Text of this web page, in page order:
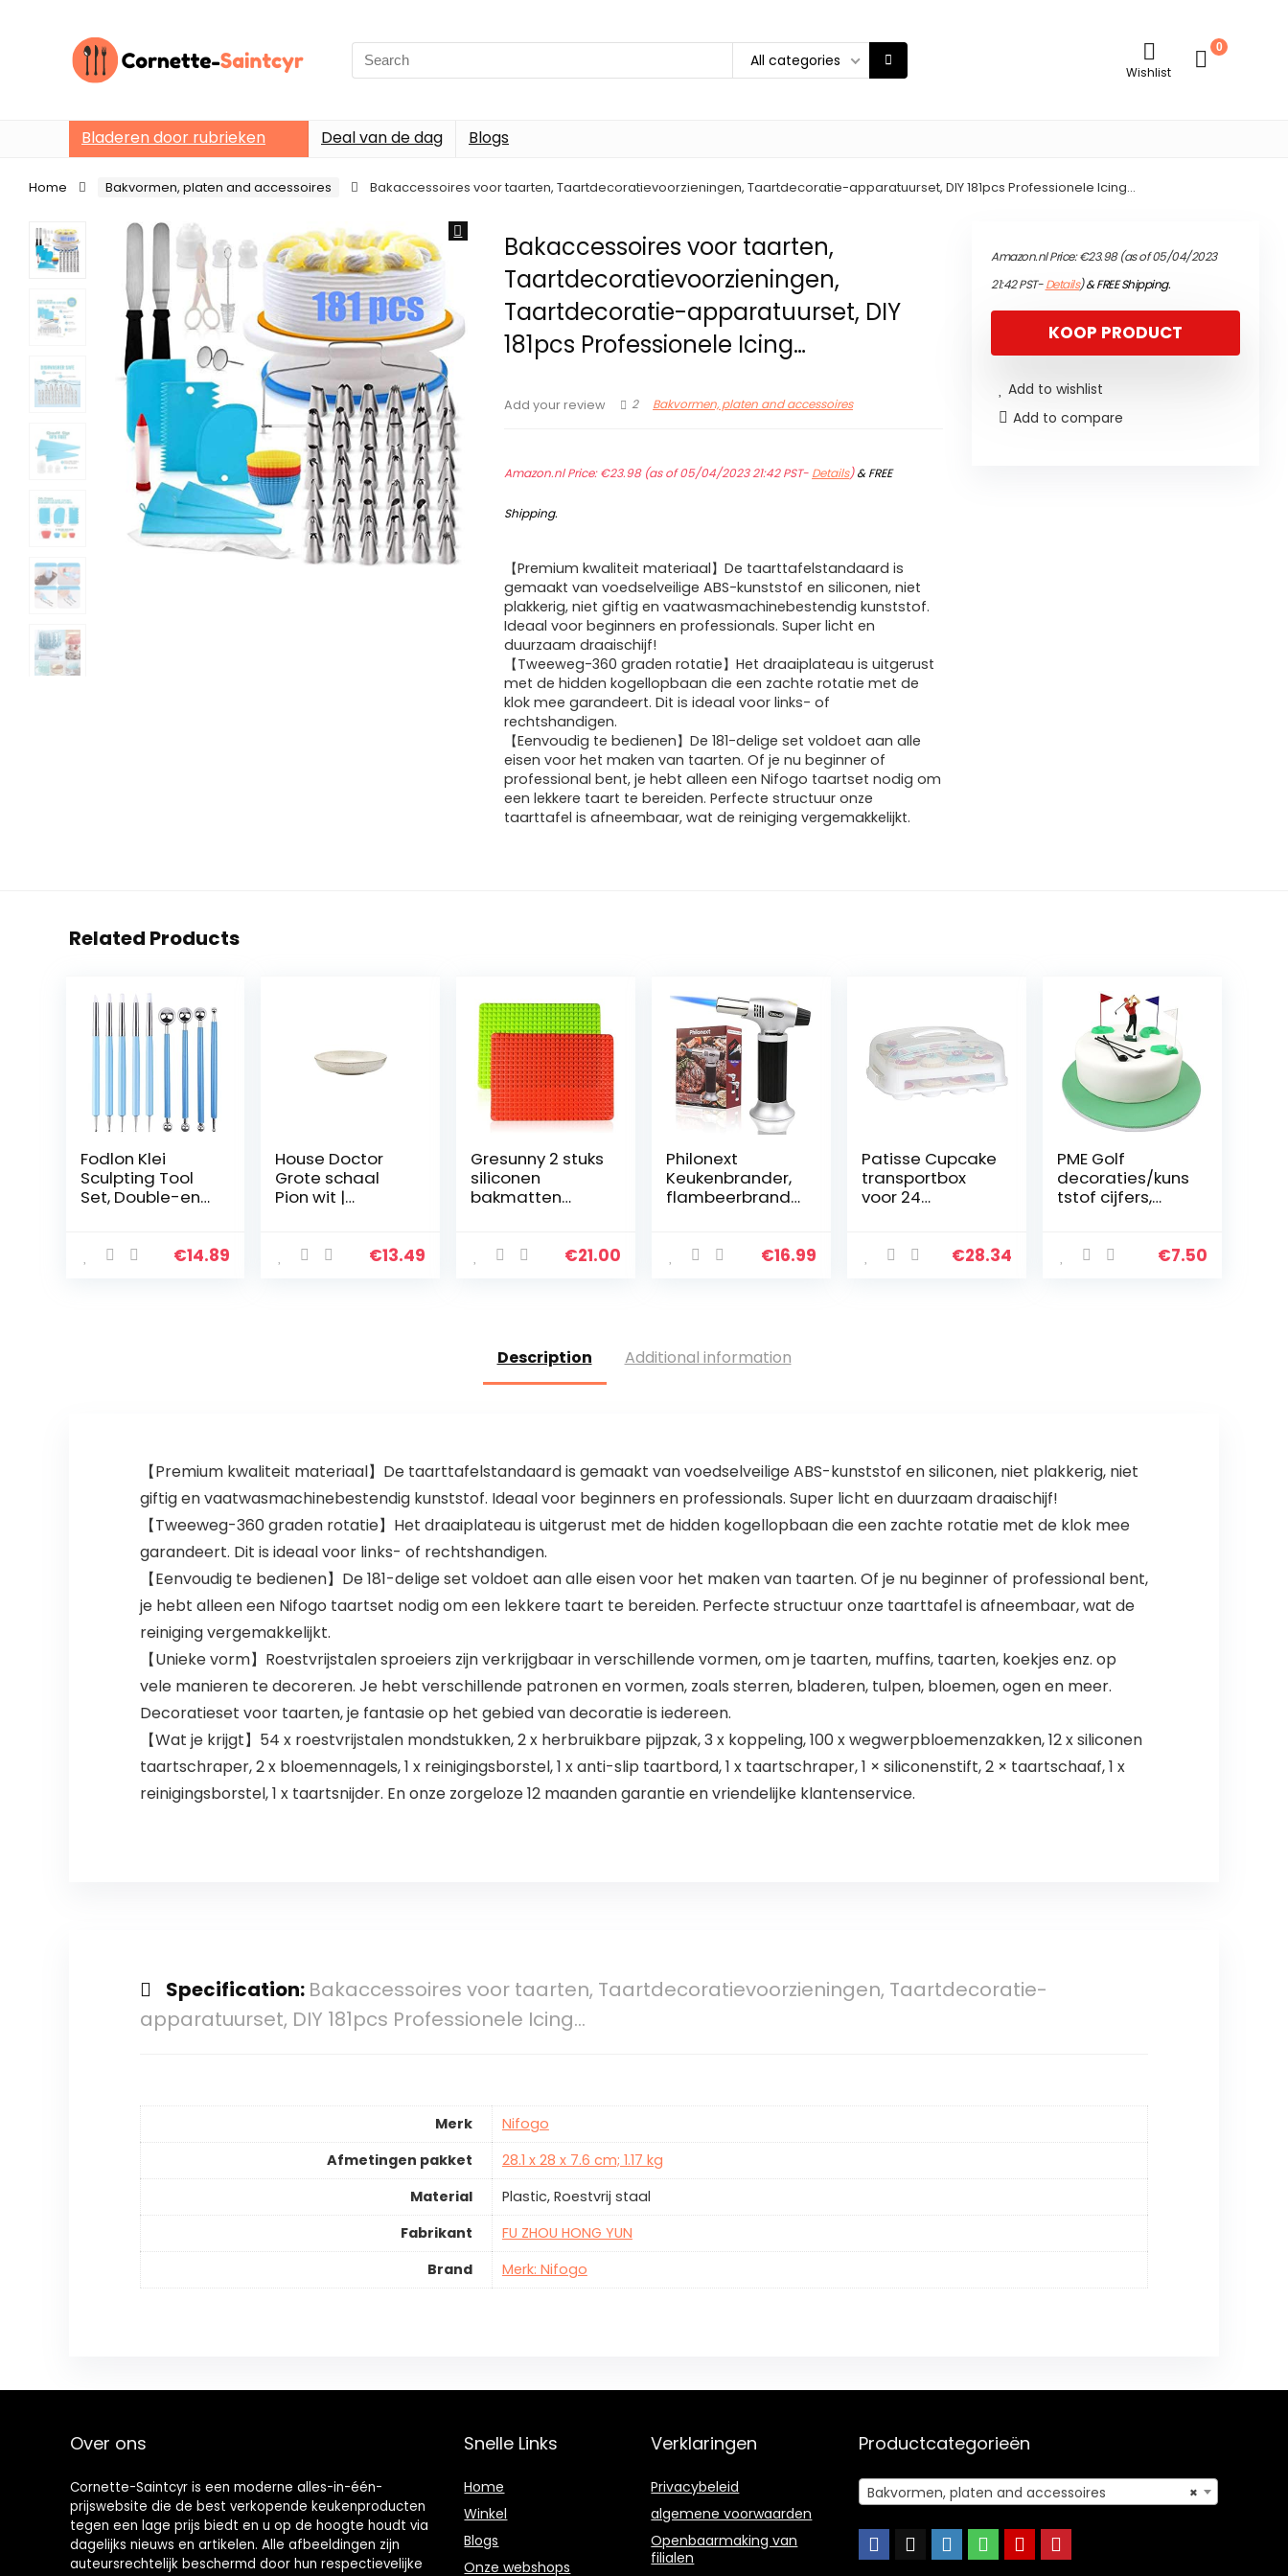
Search
for:
All categories
Wishlist
0
Bladeren door rubrieken Deal van de dag Blogs
Home Bakvormen, platen and accessoires Bakaccessoires voor taarten, Taartdecoratievoorzieningen, Taartdecoratie-apparatuurset, DIY 181pcs Professionele Icing…
Bakaccessoires voor taarten,
Taartdecoratievoorzieningen,
Taartdecoratie-apparatuurset, DIY
181pcs Professionele Icing…
Add your review 2 Bakvormen, platen and accessoires
Amazon.nl Price:€23.98(as of 05/04/2023 21:42 PST- Details)&FREE
Shipping.
【Premium kwaliteit materiaal】De taarttafelstandaard is
gemaakt van voedselveilige ABS-kunststof en siliconen, niet
plakkerig, niet giftig en vaatwasmachinebestendig kunststof.
Ideaal voor beginners en professionals. Super licht en
duurzaam draaischijf!
【Tweeweg-360 graden rotatie】Het draaiplateau is uitgerust
met de hidden kogellopbaan die een zachte rotatie met de
klok mee garandeert. Dit is ideaal voor links- of
rechtshandigen.
【Eenvoudig te bedienen】De 181-delige set voldoet aan alle
eisen voor het maken van taarten. Of je nu beginner of
professional bent, je hebt alleen een Nifogo taartset nodig om
een lekkere taart te bereiden. Perfecte structuur onze
taarttafel is afneembaar, wat de reiniging vergemakkelijkt.
Amazon.nl Price:€23.98(as of 05/04/2023
21:42 PST-Details)&FREE Shipping.
KOOP PRODUCT
Add to wishlist
Add to compare
Related Products
Fodlon Klei
Sculpting Tool
Set, Double-end
Accessoires 9
€14.89
House Doctor
Grote schaal
Pion wit |
Saltbord,
€13.49
Gresunny 2 stuks
siliconen
bakmatten
herbruikbare€21.00
Philonext
Keukenbrander,
flambeerbrande
voor de keuken,
€16.99
Patisse Cupcake
transportbox
voor 24
verdiepingen.
€28.34
PME Golf
decoraties/kuns
tstof cijfers,
set 13, 17 x 12,1 x
€7.50
Description Additional information
【Premium kwaliteit materiaal】De taarttafelstandaard is gemaakt van voedselveilige ABS-kunststof en siliconen, niet plakkerig, niet
giftig en vaatwasmachinebestendig kunststof. Ideaal voor beginners en professionals. Super licht en duurzaam draaischijf!
【Tweeweg-360 graden rotatie】Het draaiplateau is uitgerust met de hidden kogellopbaan die een zachte rotatie met de klok mee
garandeert. Dit is ideaal voor links- of rechtshandigen.
【Eenvoudig te bedienen】De 181-delige set voldoet aan alle eisen voor het maken van taarten. Of je nu beginner of professional bent,
je hebt alleen een Nifogo taartset nodig om een lekkere taart te bereiden. Perfecte structuur onze taarttafel is afneembaar, wat de
reiniging vergemakkelijkt.
【Unieke vorm】Roestvrijstalen sproeiers zijn verkrijgbaar in verschillende vormen, om je taarten, muffins, taarten, koekjes enz. op
vele manieren te decoreren. Je hebt verschillende patronen en vormen, zoals sterren, bladeren, tulpen, bloemen, ogen en meer.
Decoratieset voor taarten, je fantasie op het gebied van decoratie is iedereen.
【Wat je krijgt】54 x roestvrijstalen mondstukken, 2 x herbruikbare pijpzak, 3 x koppeling, 100 x wegwerpbloemenzakken, 12 x siliconen
taartschraper, 2 x bloemennagels, 1 x reinigingsborstel, 1 x anti-slip taartbord, 1 x taartschraper, 1 × siliconenstift, 2 × taartschaaf, 1 x
reinigingsborstel, 1 x taartsnijder. En onze zorgeloze 12 maanden garantie en vriendelijke klantenservice.
Specification: Bakaccessoires voor taarten, Taartdecoratievoorzieningen, Taartdecoratie-
apparatuurset, DIY 181pcs Professionele Icing…
Merk
Nifogo
Afmetingen pakket
28.1 x 28 x 7.6 cm; 1.17 kg
Material
Plastic, Roestvrij staal
Fabrikant
FU ZHOU HONG YUN
Brand
Merk: Nifogo
Over ons
Cornette-Saintcyr is een moderne alles-in-één-
prijswebsite die de best verkopende keukenproducten
tegen een lage prijs biedt en u op de hoogte houdt via
dagelijks nieuws en artikelen. Alle afbeeldingen zijn
auteursrechtelijk beschermd door hun respectievelijke
Snelle Links
Home
Winkel
Blogs
Onze webshops
Verklaringen
Privacybeleid
algemene voorwaarden
Openbaarmaking van
filialen
Productcategorieën
×
Bakvormen, platen and accessoires